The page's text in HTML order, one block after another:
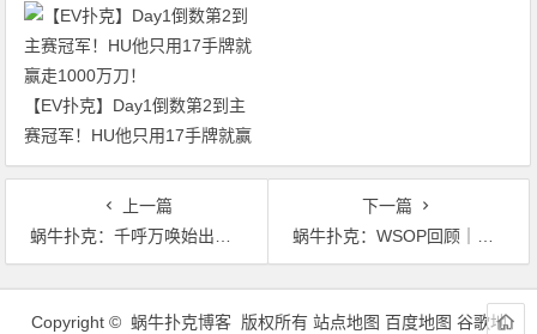
【EV扑克】Day1倒数第2到主
赛冠军！HU他只用17手牌就赢
走1000万刀！
上一篇
蜗牛扑克：千呼万唤始出来！第五季盛京杯奖杯震撼登场！
下一篇
蜗牛扑克：WSOP回顾｜彭东升经过6天鏖战获得马拉松赛季军 俄罗斯职业选手夺冠
文
Copyright © 蜗牛扑克博客 版权所有 站点地图 百度地图 谷歌地